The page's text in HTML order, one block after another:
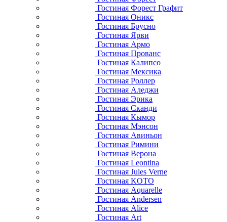
Гостиная Форест Графит
Гостиная Оникс
Гостиная Брусно
Гостиная Ярви
Гостиная Армо
Гостиная Прованс
Гостиная Калипсо
Гостиная Мексика
Гостиная Роллер
Гостиная Аледжи
Гостиная Эрика
Гостиная Сканди
Гостиная Кымор
Гостиная Мэнсон
Гостиная Авиньон
Гостиная Римини
Гостиная Верона
Гостиная Leontina
Гостиная Jules Verne
Гостиная KOTO
Гостиная Aquarelle
Гостиная Andersen
Гостиная Alice
Гостиная Art